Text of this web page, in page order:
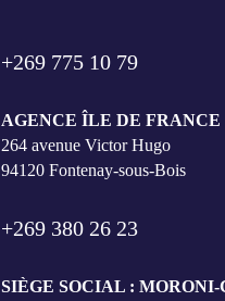
+269 775 10 79
AGENCE ÎLE DE FRANCE
264 avenue Victor Hugo
94120 Fontenay-sous-Bois
+269 380 26 23
SIÈGE SOCIAL : MORONI-